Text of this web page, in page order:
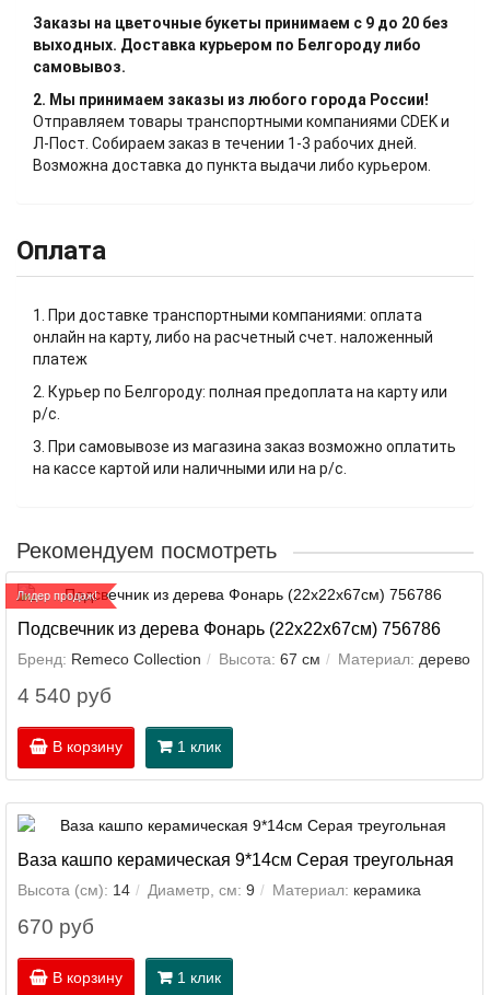
Заказы на цветочные букеты принимаем с 9 до 20 без
выходных. Доставка курьером по Белгороду либо
самовывоз.
2. Мы принимаем заказы из любого города России!
Отправляем товары транспортными компаниями CDEK и
Л-Пост. Собираем заказ в течении 1-3 рабочих дней.
Возможна доставка до пункта выдачи либо курьером.
Оплата
1. При доставке транспортными компаниями: оплата
онлайн на карту, либо на расчетный счет. наложенный
платеж
2. Курьер по Белгороду: полная предоплата на карту или
р/с.
3. При самовывозе из магазина заказ возможно оплатить
на кассе картой или наличными или на р/с.
Рекомендуем посмотреть
Лидер продаж!
Подсвечник из дерева Фонарь (22х22х67см) 756786
Бренд: Remeco Collection Высота: 67 см Материал: дерево
4 540 руб
В корзину 1 клик
Ваза кашпо керамическая 9*14см Серая треугольная
Высота (см): 14 Диаметр, см: 9 Материал: керамика
670 руб
В корзину 1 клик